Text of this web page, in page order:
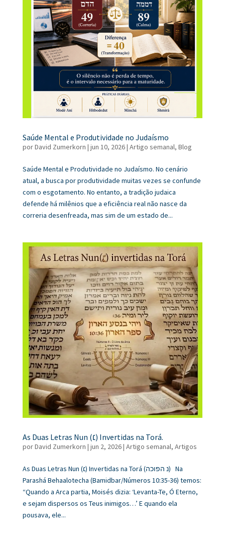
Saúde Mental e Produtividade no Judaísmo
porDavid Zumerkorn | jun 10, 2026| Artigo semanal, Blog
Saúde Mental e Produtividade no Judaísmo. No cenário
atual, a busca por produtividade muitas vezes se confunde
com o esgotamento. No entanto, a tradição judaica
defende há milênios que a eficiência real não nasce da
correria desenfreada, mas sim de um estado de...
As Duas Letras Nun (׆) Invertidas na Torá.
porDavid Zumerkorn | jun 2, 2026| Artigo semanal, Artigos
As Duas Letras Nun (׆) Invertidas na Torá (נ הפוכה) Na
Parashá Behaalotecha (Bamidbar/Números 10:35-36) temos:
“Quando a Arca partia, Moisés dizia: ‘Levanta-Te, Ó Eterno,
e sejam dispersos os Teus inimigos…’ E quando ela
pousava, ele...